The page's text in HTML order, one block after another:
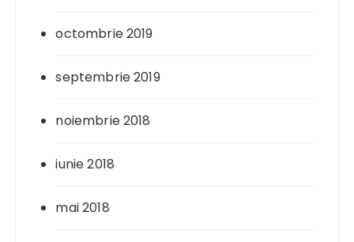
octombrie 2019
septembrie 2019
noiembrie 2018
iunie 2018
mai 2018